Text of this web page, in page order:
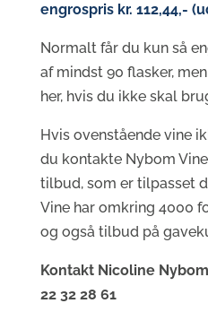
engrospris kr. 112,44,-
Normalt får du kun så
af mindst 90 flasker,
her, hvis du ikke skal
Hvis ovenstående vine
du kontakte Nybom
tilbud, som er tilpasset
Vine har omkring 4000
og også tilbud på
Kontakt Nicoline
22 32 28 61